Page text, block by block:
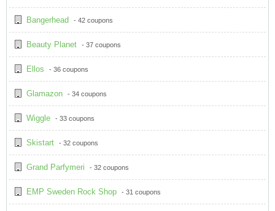
Bangerhead - 42 coupons
Beauty Planet - 37 coupons
Ellos - 36 coupons
Glamazon - 34 coupons
Wiggle - 33 coupons
Skistart - 32 coupons
Grand Parfymeri - 32 coupons
EMP Sweden Rock Shop - 31 coupons